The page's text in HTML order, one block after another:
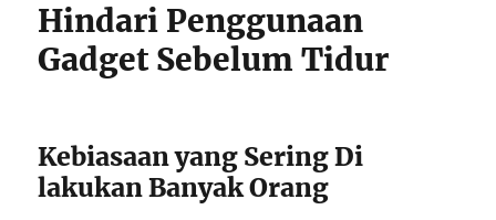
Hindari Penggunaan
Gadget Sebelum Tidur
Kebiasaan yang Sering Di
lakukan Banyak Orang